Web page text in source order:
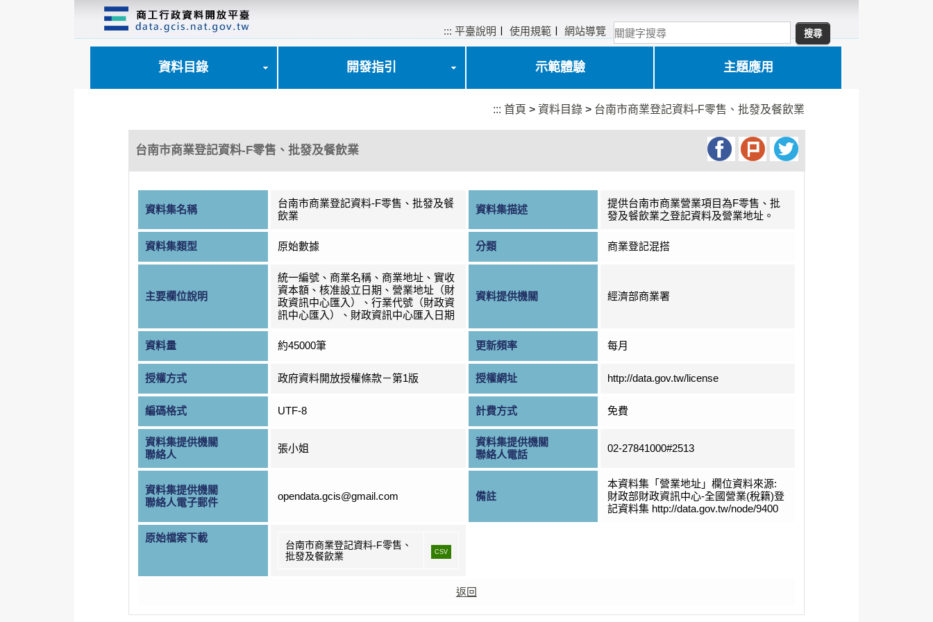
::: 平臺說明 〡使用規範 〡網站導覽
資料目錄 開發指引 示範體驗 主題應用
::: 首頁 >資料目錄 > 台南市商業登記資料-F零售、批發及餐飲業
台南市商業登記資料-F零售、批發及餐飲業
資料集名稱
台南市商業登記資料-F零售、批發及餐
飲業
資料集描述
提供台南市商業營業項目為F零售、批
發及餐飲業之登記資料及營業地址。
資料集類型 原始數據 分類 商業登記混搭
主要欄位說明
統一編號、商業名稱、商業地址、實收
資本額、核准設立日期、營業地址（財
政資訊中心匯入）、行業代號（財政資
訊中心匯入）、財政資訊中心匯入日期
資料提供機關 經濟部商業署
資料量 約45000筆 更新頻率 每月
授權方式 政府資料開放授權條款－第1版 授權網址 http://data.gov.tw/license
編碼格式 UTF-8 計費方式 免費
資料集提供機關
聯絡人
張小姐
資料集提供機關
聯絡人電話
02-27841000#2513
資料集提供機關
聯絡人電子郵件
opendata.gcis@gmail.com 備註
本資料集「營業地址」欄位資料來源:
財政部財政資訊中心-全國營業(稅籍)登
記資料集 http://data.gov.tw/node/9400
原始檔案下載
台南市商業登記資料-F零售、
批發及餐飲業
CSV
返回